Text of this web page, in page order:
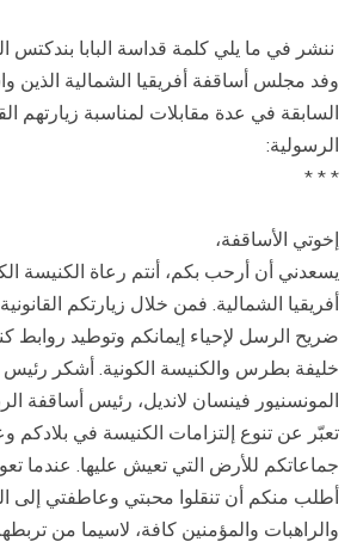
ننشر في ما يلي كلمة قداسة البابا
وفد مجلس أساقفة أفريقيا الشمالية الذين
السابقة في عدة مقابلات لمناسبة زيارتهم
الرسولية:
* * *
إخوتي الأساقفة،
يسعدني أن أرحب بكم، أنتم رعاة الكنيسة
أفريقيا الشمالية. فمن خلال زيارتكم
ضريح الرسل لإحياء إيمانكم وتوطيد روابط
خليفة بطرس والكنيسة الكونية. أشكر
المونسنيور فينسان لانديل، رئيس أساقفة
تعبّر عن تنوع إلتزامات الكنيسة في بلادكم
جماعاتكم للأرض التي تعيش عليها. عندما
أطلب منكم أن تنقلوا محبتي وعاطفتي إلى
والراهبات والمؤمنين كافة، لاسيما من